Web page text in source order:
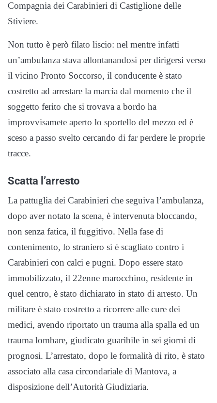
Compagnia dei Carabinieri di Castiglione delle
Stiviere.
Non tutto è però filato liscio: nel mentre infatti
un’ambulanza stava allontanandosi per dirigersi verso
il vicino Pronto Soccorso, il conducente è stato
costretto ad arrestare la marcia dal momento che il
soggetto ferito che si trovava a bordo ha
improvvisamete aperto lo sportello del mezzo ed è
sceso a passo svelto cercando di far perdere le proprie
tracce.
Scatta l’arresto
La pattuglia dei Carabinieri che seguiva l’ambulanza,
dopo aver notato la scena, è intervenuta bloccando,
non senza fatica, il fuggitivo. Nella fase di
contenimento, lo straniero si è scagliato contro i
Carabinieri con calci e pugni. Dopo essere stato
immobilizzato, il 22enne marocchino, residente in
quel centro, è stato dichiarato in stato di arresto. Un
militare è stato costretto a ricorrere alle cure dei
medici, avendo riportato un trauma alla spalla ed un
trauma lombare, giudicato guaribile in sei giorni di
prognosi. L’arrestato, dopo le formalità di rito, è stato
associato alla casa circondariale di Mantova, a
disposizione dell’Autorità Giudiziaria.